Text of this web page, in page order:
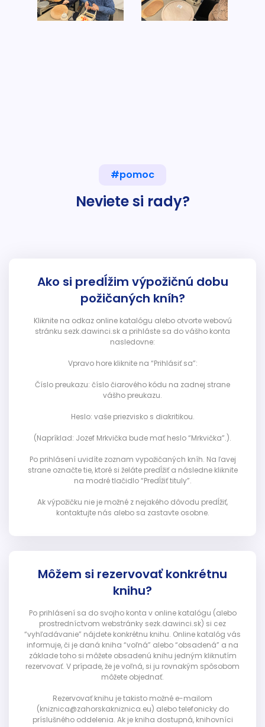
#pomoc
Neviete si rady?
Ako si predĺžim výpožičnú dobu
požičaných kníh?
Kliknite na odkaz online katalógu alebo otvorte webovú
stránku sezk.dawinci.sk a prihláste sa do vášho konta
nasledovne:
Vpravo hore kliknite na “Prihlásiť sa”:
Číslo preukazu: číslo čiarového kódu na zadnej strane
vášho preukazu.
Heslo: vaše priezvisko s diakritikou.
(Napríklad: Jozef Mrkvička bude mať heslo “Mrkvička”.).
Po prihlásení uvidíte zoznam vypožičaných kníh. Na ľavej
strane označte tie, ktoré si želáte predĺžiť a následne kliknite
na modré tlačidlo “Predĺžiť tituly”.
Ak výpožičku nie je možné z nejakého dôvodu predĺžiť,
kontaktujte nás alebo sa zastavte osobne.
Môžem si rezervovať konkrétnu
knihu?
Po prihlásení sa do svojho konta v online katalógu (alebo
prostredníctvom webstránky sezk.dawinci.sk) si cez
“vyhľadávanie” nájdete konkrétnu knihu. Online katalóg vás
informuje, či je daná kniha “voľná” alebo “obsadená” a na
základe toho si môžete obsadenú knihu jedným kliknutím
rezervovať. V prípade, že je voľná, si ju rovnakým spôsobom
môžete objednať.
Rezervovať knihu je takisto možné e-mailom
(kniznica@zahorskakniznica.eu) alebo telefonicky do
príslušného oddelenia. Ak je kniha dostupná, knihovníci